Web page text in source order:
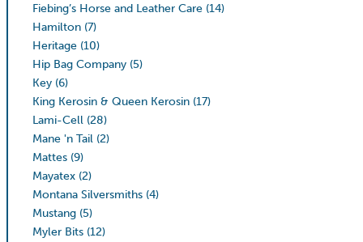
Fiebing’s Horse and Leather Care (14)
Hamilton (7)
Heritage (10)
Hip Bag Company (5)
Key (6)
King Kerosin & Queen Kerosin (17)
Lami-Cell (28)
Mane 'n Tail (2)
Mattes (9)
Mayatex (2)
Montana Silversmiths (4)
Mustang (5)
Myler Bits (12)